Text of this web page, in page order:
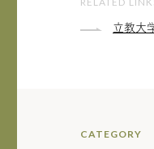
立教大
CATEGORY